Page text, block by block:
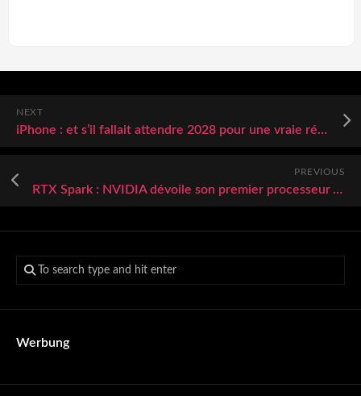
NEXT
iPhone : et s’il fallait attendre 2028 pour une vraie révolution photo
PREVIOUS
RTX Spark : NVIDIA dévoile son premier processeur ARM pour les PC Windows
Werbung